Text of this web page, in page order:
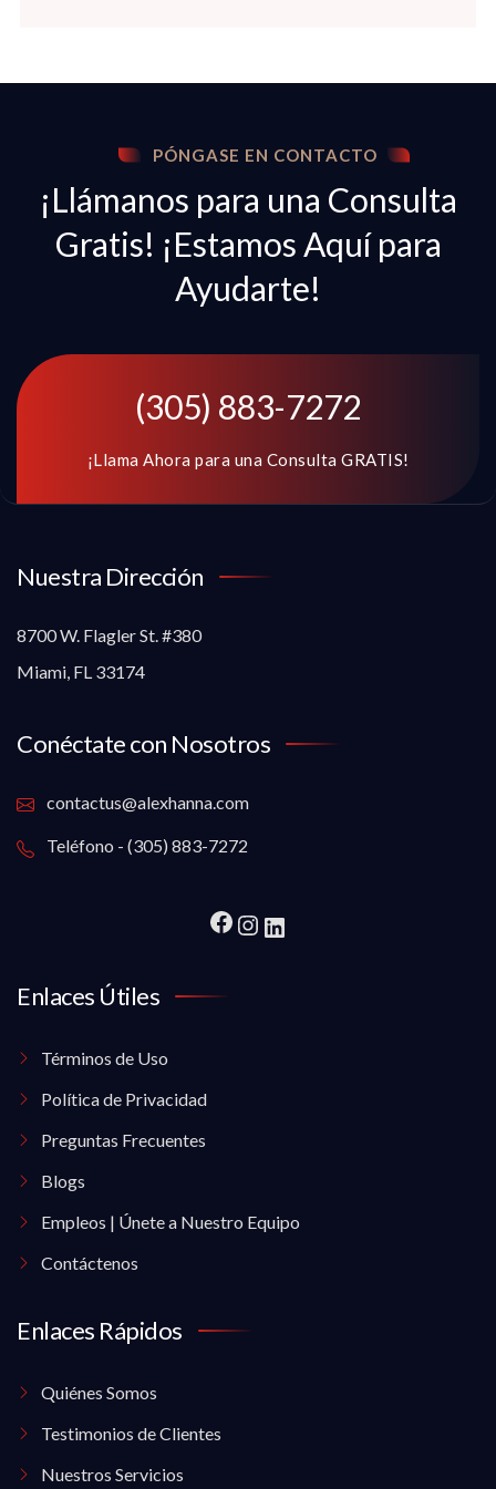
PÓNGASE EN CONTACTO
¡Llámanos para una Consulta
Gratis! ¡Estamos Aquí para
Ayudarte!
(305) 883-7272
¡Llama Ahora para una Consulta GRATIS!
Nuestra Dirección
8700 W. Flagler St. #380
Miami, FL 33174
Conéctate con Nosotros
contactus@alexhanna.com
Teléfono - (305) 883-7272
Enlaces Útiles
Términos de Uso
Política de Privacidad
Preguntas Frecuentes
Blogs
Empleos | Únete a Nuestro Equipo
Contáctenos
Enlaces Rápidos
Quiénes Somos
Testimonios de Clientes
Nuestros Servicios